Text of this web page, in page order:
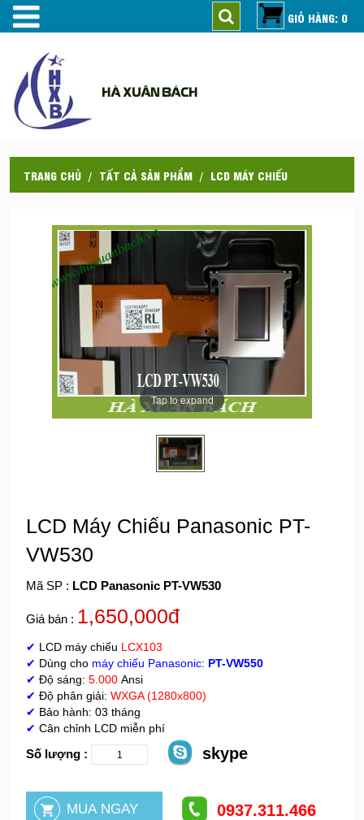
HÀ XUÂN BÁCH
TRANG CHỦ TẤT CẢ SẢN PHẨM LCD MÁY CHIẾU
Tap to expand
LCD Máy Chiếu Panasonic PT-
VW530
Mã SP : LCD Panasonic PT-VW530
Giá bán : 1,650,000đ
✔ LCD máy chiếu LCX103
✔ Dùng cho máy chiếu Panasonic: PT-VW550
✔ Độ sáng: 5.000 Ansi
✔ Độ phân giải: WXGA (1280x800)
✔ Bảo hành: 03 tháng
✔ Cân chỉnh LCD miễn phí
Số lượng : skype
0937.311.466
GIỎ HÀNG: 0